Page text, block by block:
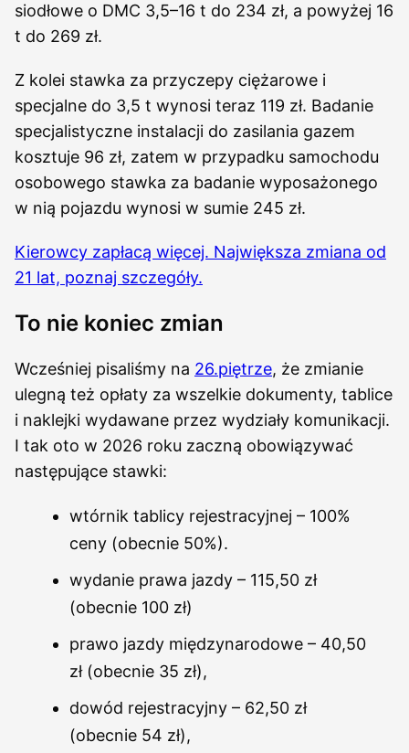
siodłowe o DMC 3,5–16 t do 234 zł, a powyżej 16
t do 269 zł.
Z kolei stawka za przyczepy ciężarowe i
specjalne do 3,5 t wynosi teraz 119 zł. Badanie
specjalistyczne instalacji do zasilania gazem
kosztuje 96 zł, zatem w przypadku samochodu
osobowego stawka za badanie wyposażonego
w nią pojazdu wynosi w sumie 245 zł.
Kierowcy zapłacą więcej. Największa zmiana od
21 lat, poznaj szczegóły.
To nie koniec zmian
Wcześniej pisaliśmy na 26.piętrze, że zmianie
ulegną też opłaty za wszelkie dokumenty, tablice
i naklejki wydawane przez wydziały komunikacji.
I tak oto w 2026 roku zaczną obowiązywać
następujące stawki:
wtórnik tablicy rejestracyjnej – 100%
ceny (obecnie 50%).
wydanie prawa jazdy – 115,50 zł
(obecnie 100 zł)
prawo jazdy międzynarodowe – 40,50
zł (obecnie 35 zł),
dowód rejestracyjny – 62,50 zł
(obecnie 54 zł),